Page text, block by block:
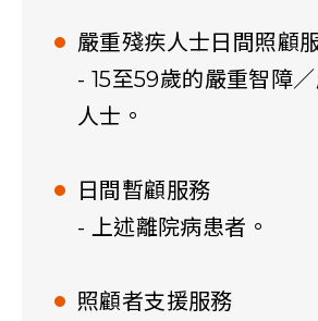
嚴重殘疾人士日間照顧
- 15至59歲的嚴重智障
人士。
日間暫顧服務
- 上述離院病患者。
照顧者支援服務